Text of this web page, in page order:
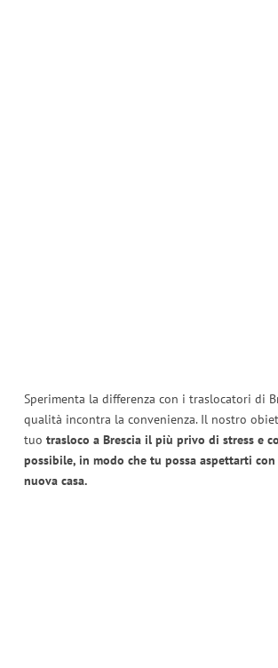
Sperimenta la differenza con i traslocatori di
qualità incontra la convenienza. Il nostro
tuo trasloco a Brescia il più privo di stress e
possibile, in modo che tu possa aspettarti
nuova casa.